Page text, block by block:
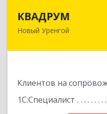
КВАДРУМ
Новый Уренгой
Клиентов на
1С:Специалист
629309, Ямало-